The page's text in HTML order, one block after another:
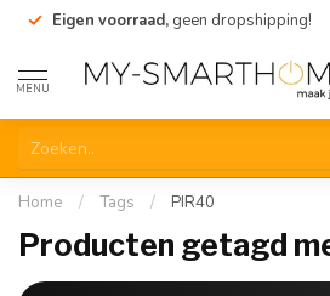
Eigen voorraad, geen dropshipping!
MENU
Home / Tags / PIR40
Producten getagd